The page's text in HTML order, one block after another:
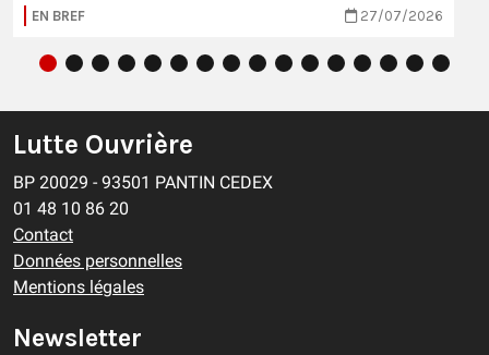
EN BREF 27/07/2026
Lutte Ouvrière
BP 20029 - 93501 PANTIN CEDEX
01 48 10 86 20
Contact
Données personnelles
Mentions légales
Newsletter